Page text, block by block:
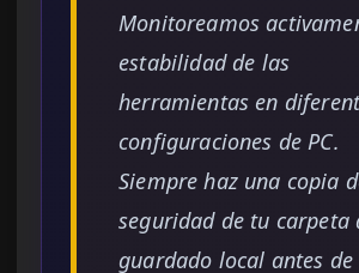
Monitoreamos
estabilidad de las
herramientas en
configuraciones de PC.
Siempre haz una copia
seguridad de tu carpeta
guardado local antes